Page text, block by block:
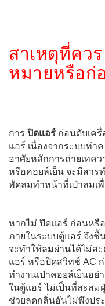
สาเหตุที่คว
หมายหรือก่
การ ปิดแอร์ ก่อนดับเครื่
แอร์ เนื่องจากระบบทำ
อาศัยหลักการถ่ายเทค
หรือคอยล์เย็น จะมีสาร
พัดลมทำหน้าที่เป่าลมเ
หากไม่ ปิดแอร์ ก่อนหรื
ภายในระบบตู้แอร์ จึงชื้
จะทำให้ลมผ่านได้ไม่ส
แอร์ หรือปิดสวิทช์ AC
ทำงานเป่าคอยล์เย็นอย่
ในตู้แอร์ ไม่เป็นที่สะสม
ช่วยลดกลิ่นอันไม่พึงปร